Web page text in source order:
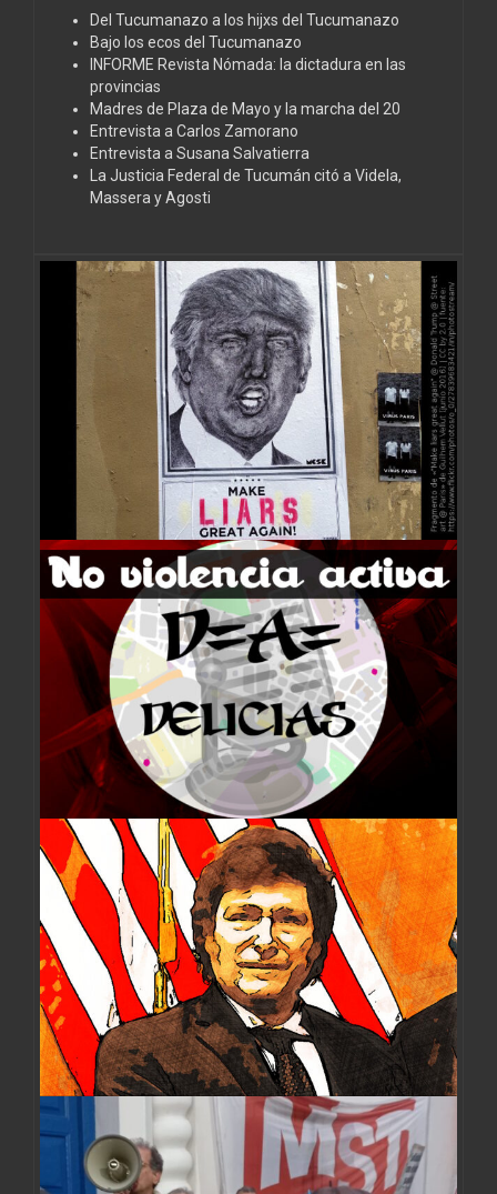
Del Tucumanazo a los hijxs del Tucumanazo
Bajo los ecos del Tucumanazo
INFORME Revista Nómada: la dictadura en las
provincias
Madres de Plaza de Mayo y la marcha del 20
Entrevista a Carlos Zamorano
Entrevista a Susana Salvatierra
La Justicia Federal de Tucumán citó a Videla,
Massera y Agosti